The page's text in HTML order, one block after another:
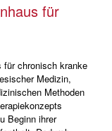
für
für chronisch kranke
Medizin,
Methoden
Beginn ihrer